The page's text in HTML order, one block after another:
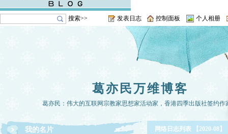
搜索>> 发表日志 控制面板 个人相册
葛亦民万维博客
葛亦民：伟大的互联网宗教家思想家活动家，香港四季出版社签约作
我的名片 网络日志列表 【2020-08】